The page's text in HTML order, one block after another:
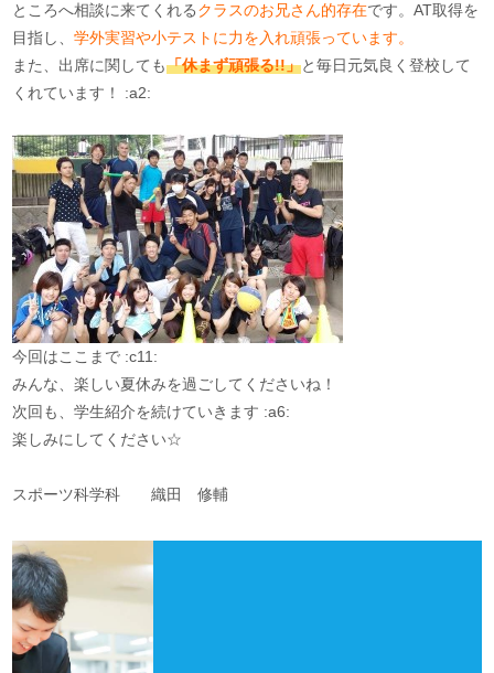
ところへ相談に来てくれるクラスのお兄さん的存在です。AT取得を
目指し、学外実習や小テストに力を入れ頑張っています。
また、出席に関しても「休まず頑張る!!」と毎日元気良く登校して
くれています！ :a2:
今回はここまで :c11:
みんな、楽しい夏休みを過ごしてくださいね！
次回も、学生紹介を続けていきます :a6:
楽しみにしてください☆
スポーツ科学科 織田 修輔